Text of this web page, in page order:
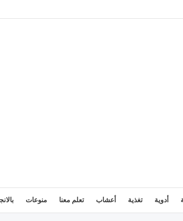
أدوية تغذية أعشاب تعلم معنا منوعات